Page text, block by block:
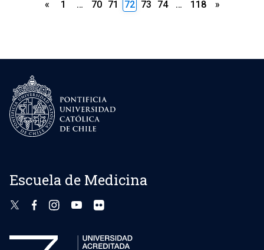
Paginación
« 1 … 70 71 72 73 74 … 118 »
Escuela de Medicina